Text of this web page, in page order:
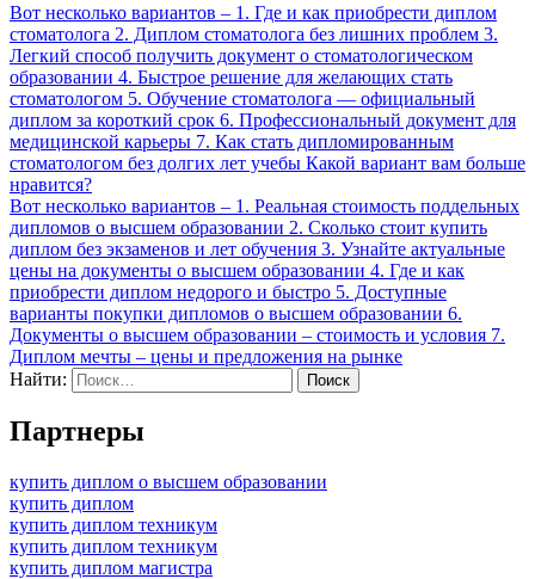
Вот несколько вариантов – 1. Где и как приобрести диплом
стоматолога 2. Диплом стоматолога без лишних проблем 3.
Легкий способ получить документ о стоматологическом
образовании 4. Быстрое решение для желающих стать
стоматологом 5. Обучение стоматолога — официальный
диплом за короткий срок 6. Профессиональный документ для
медицинской карьеры 7. Как стать дипломированным
стоматологом без долгих лет учебы Какой вариант вам больше
нравится?
Вот несколько вариантов – 1. Реальная стоимость поддельных
дипломов о высшем образовании 2. Сколько стоит купить
диплом без экзаменов и лет обучения 3. Узнайте актуальные
цены на документы о высшем образовании 4. Где и как
приобрести диплом недорого и быстро 5. Доступные
варианты покупки дипломов о высшем образовании 6.
Документы о высшем образовании – стоимость и условия 7.
Диплом мечты – цены и предложения на рынке
Найти:
Партнеры
купить диплом о высшем образовании
купить диплом
купить диплом техникум
купить диплом техникум
купить диплом магистра